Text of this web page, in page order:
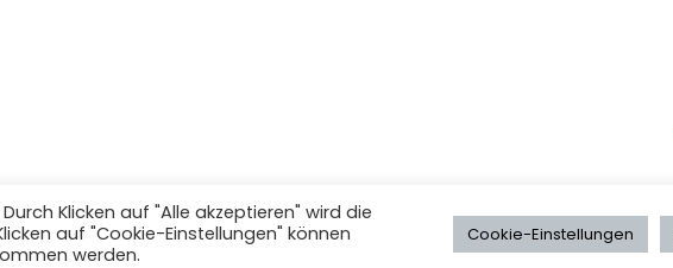
Klicken auf "Alle akzeptieren" wird die
auf "Cookie-Einstellungen" können
werden.
Cookie-Einstellungen